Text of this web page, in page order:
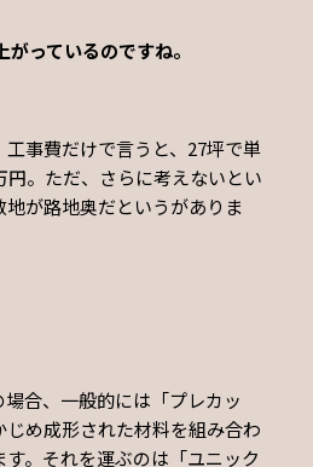
っているのですね。
事費だけで言うと、27坪で単
円。ただ、さらに考えないとい
が路地奥だというがありま
合、一般的には「プレカッ
じめ成形された材料を組み合わ
。それを運ぶのは「ユニック